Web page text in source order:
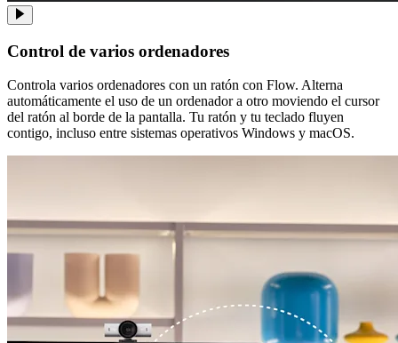
Control de varios ordenadores
Controla varios ordenadores con un ratón con Flow. Alterna
automáticamente el uso de un ordenador a otro moviendo el cursor
del ratón al borde de la pantalla. Tu ratón y tu teclado fluyen
contigo, incluso entre sistemas operativos Windows y macOS.